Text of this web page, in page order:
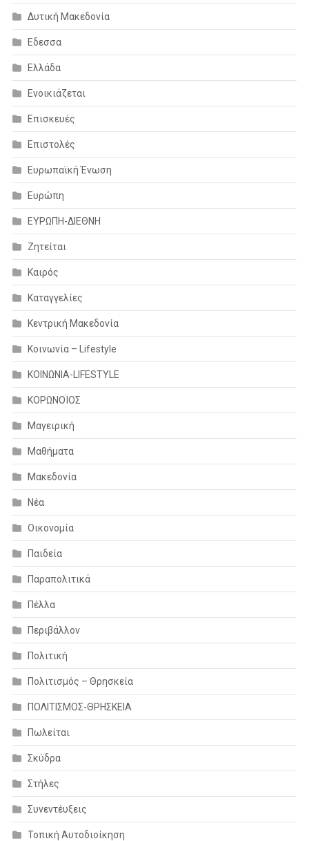
Δυτική Μακεδονία
Εδεσσα
Ελλάδα
Ενοικιάζεται
Επισκευές
Επιστολές
Ευρωπαϊκή Ένωση
Ευρώπη
ΕΥΡΩΠΗ-ΔΙΕΘΝΗ
Ζητείται
Καιρός
Καταγγελίες
Κεντρική Μακεδονία
Κοινωνία – Lifestyle
ΚΟΙΝΩΝΙΑ-LIFESTYLE
ΚΟΡΩΝΟΪΟΣ
Μαγειρική
Μαθήματα
Μακεδονία
Νέα
Οικονομία
Παιδεία
Παραπολιτικά
Πέλλα
Περιβάλλον
Πολιτική
Πολιτισμός – Θρησκεία
ΠΟΛΙΤΙΣΜΟΣ-ΘΡΗΣΚΕΙΑ
Πωλείται
Σκύδρα
Στήλες
Συνεντέυξεις
Τοπική Αυτοδιοίκηση